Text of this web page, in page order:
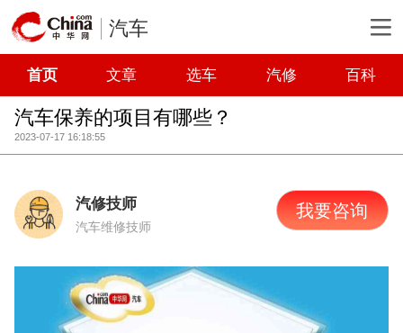
汽车
首页 文章 选车 汽修 百科
汽车保养的项目有哪些？
2023-07-17 16:18:55
汽修技师
汽车维修技师
我要咨询